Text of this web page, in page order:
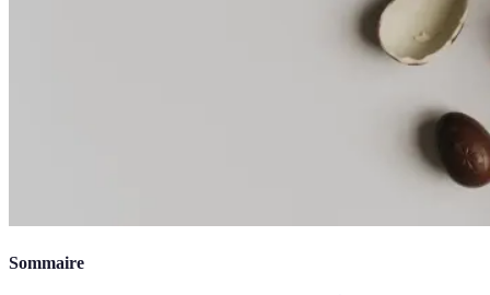
Sommaire